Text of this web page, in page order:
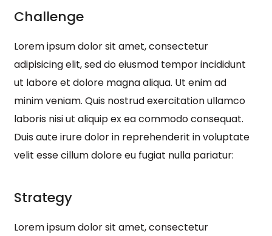
Challenge
Lorem ipsum dolor sit amet, consectetur
adipisicing elit, sed do eiusmod tempor incididunt
ut labore et dolore magna aliqua. Ut enim ad
minim veniam. Quis nostrud exercitation ullamco
laboris nisi ut aliquip ex ea commodo consequat.
Duis aute irure dolor in reprehenderit in voluptate
velit esse cillum dolore eu fugiat nulla pariatur:
Strategy
Lorem ipsum dolor sit amet, consectetur